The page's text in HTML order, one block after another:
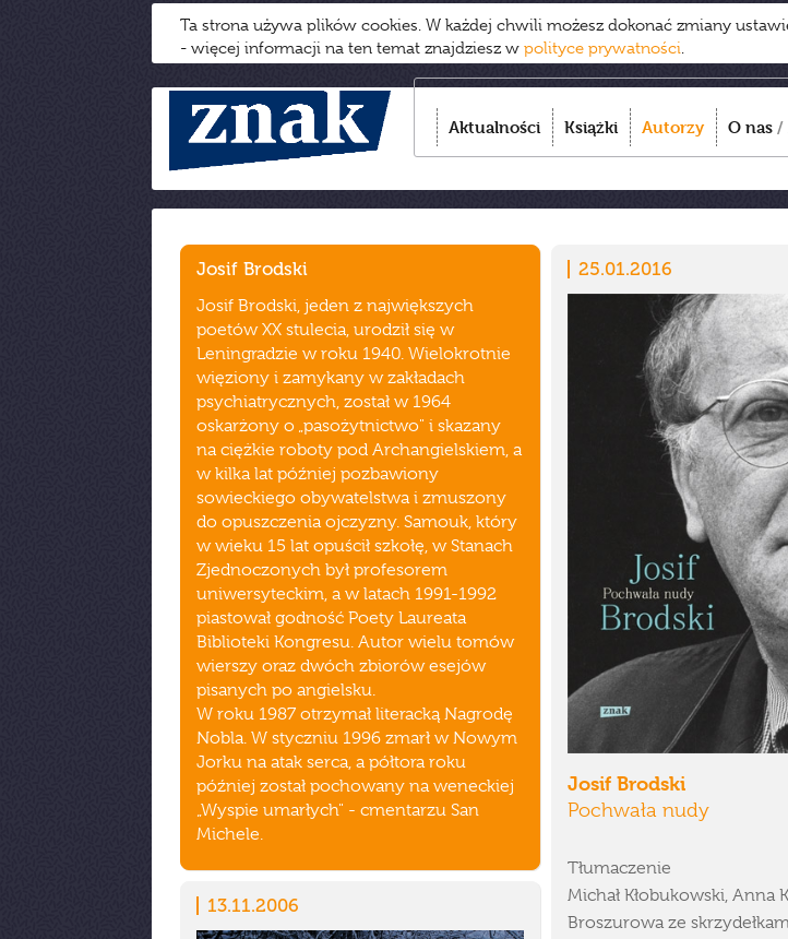
Ta strona używa plików cookies. W każdej chwili możesz dokonać zmiany
- więcej informacji na ten temat znajdziesz w polityce prywatności.
Aktualności Książki Autorzy O nas /
Josif Brodski
Josif Brodski, jeden z największych
poetów XX stulecia, urodził się w
Leningradzie w roku 1940. Wielokrotnie
więziony i zamykany w zakładach
psychiatrycznych, został w 1964
oskarżony o „pasożytnictwo" i skazany
na ciężkie roboty pod Archangielskiem, a
w kilka lat później pozbawiony
sowieckiego obywatelstwa i zmuszony
do opuszczenia ojczyzny. Samouk, który
w wieku 15 lat opuścił szkołę, w Stanach
Zjednoczonych był profesorem
uniwersyteckim, a w latach 1991-1992
piastował godność Poety Laureata
Biblioteki Kongresu. Autor wielu tomów
wierszy oraz dwóch zbiorów esejów
pisanych po angielsku.
W roku 1987 otrzymał literacką Nagrodę
Nobla. W styczniu 1996 zmarł w Nowym
Jorku na atak serca, a półtora roku
później został pochowany na weneckiej
„Wyspie umarłych" - cmentarzu San
Michele.
25.01.2016
Josif Brodski
Pochwała nudy
Tłumaczenie
Michał Kłobukowski, Anna
Broszurowa ze
13.11.2006